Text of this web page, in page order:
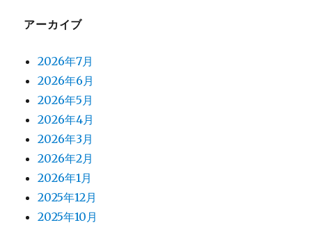
アーカイブ
2026年7月
2026年6月
2026年5月
2026年4月
2026年3月
2026年2月
2026年1月
2025年12月
2025年10月